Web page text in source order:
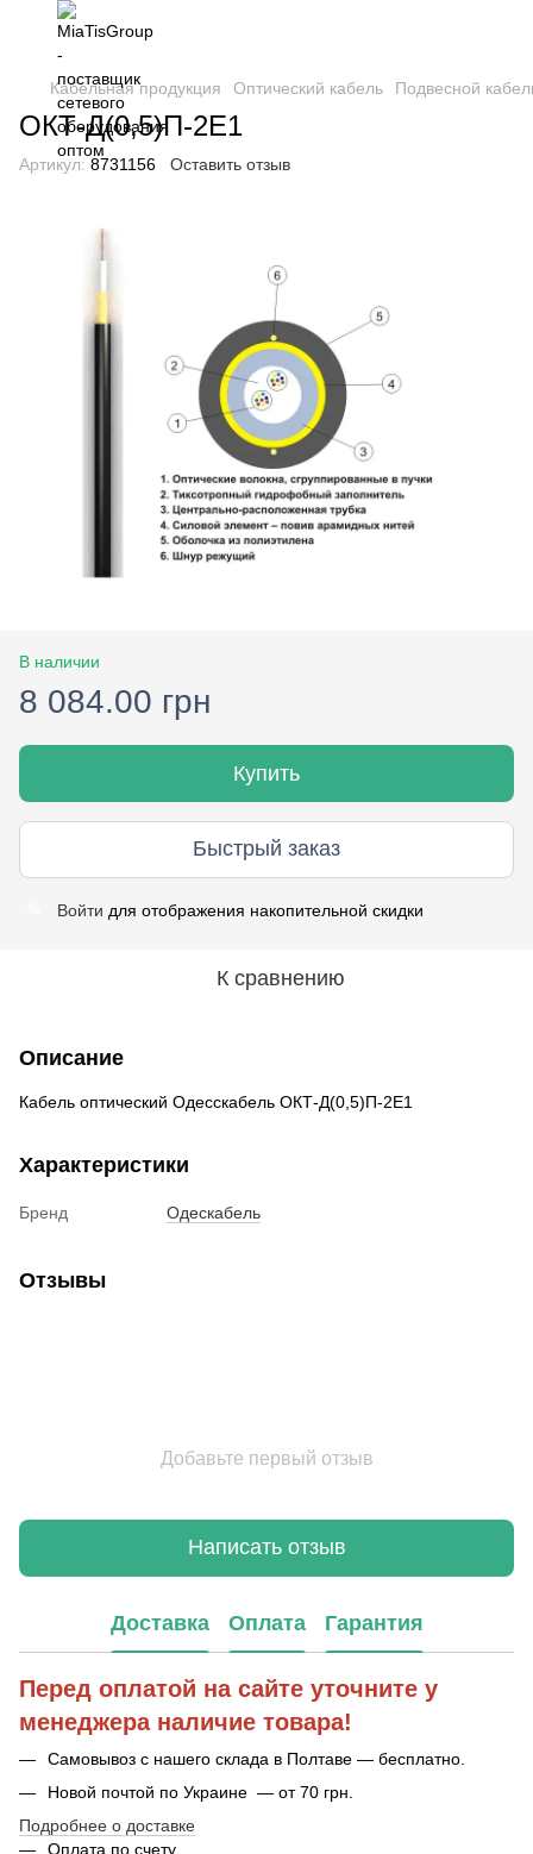
Кабельная продукция Оптический кабель Подвесной
ОКТ-Д(0,5)П-2Е1
Артикул: 8731156 Оставить отзыв
В наличии
8 084.00 грн
Купить
Быстрый заказ
Войти для отображения накопительной скидки
К сравнению
Описание
Кабель оптический Одесскабель ОКТ-Д(0,5)П-2Е1
Характеристики
Бренд Одескабель
Отзывы
Добавьте первый отзыв
Написать отзыв
Доставка Оплата Гарантия
Перед оплатой на сайте уточните у
менеджера наличие товара!
Самовывоз с нашего склада в Полтаве — бесплатно.
Новой почтой по Украине — от 70 грн.
Подробнее о доставке
Оплата по счету